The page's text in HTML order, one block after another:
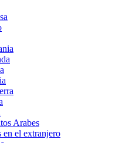
Arabes
en el extranjero